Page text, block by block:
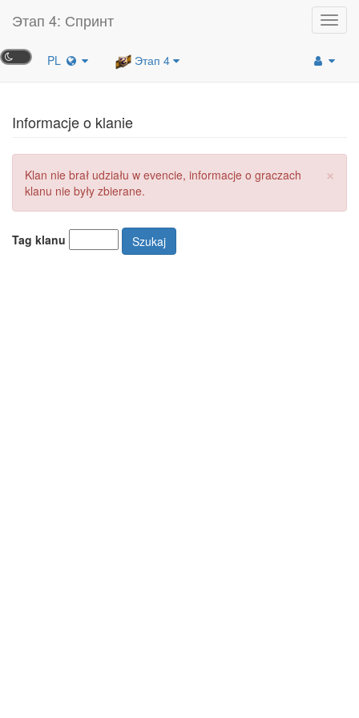
Этап 4: Спринт
PL Этап 4
Informacje o klanie
×
Klan nie brał udziału w evencie, informacje o graczach
klanu nie były zbierane.
Tag klanu Szukaj